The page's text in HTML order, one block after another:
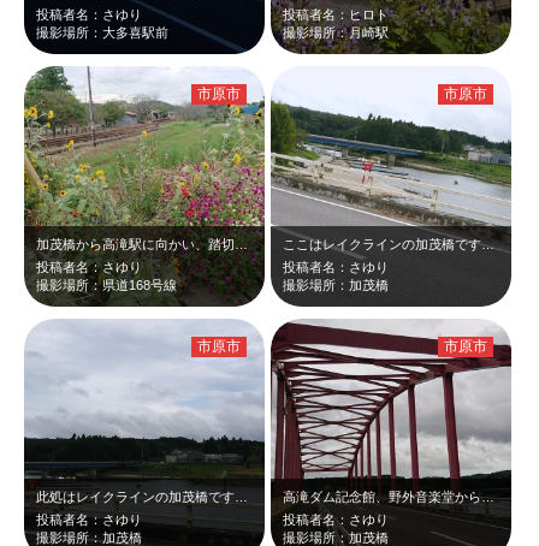
投稿者名：さゆり
撮影場所：大多喜駅前
投稿者名：ヒロト
撮影場所：月崎駅
加茂橋から高滝駅に向かい、踏切の手前です。 夏の花と秋の花が額縁みたいに 高…
投稿者名：さゆり
撮影場所：県道168号線
市原市
ここはレイクラインの加茂橋です。背中側に高滝神社があるので、高滝湖が出来る前は…
投稿者名：さゆり
撮影場所：加茂橋
市原市
此処はレイクラインの加茂橋です。写真が暗くて残念ですが、何かわからずに構造物を…
投稿者名：さゆり
撮影場所：加茂橋
市原市
高滝ダム記念館、野外音楽堂から小佐貫橋を渡り。加茂公民館と高滝神社の森の間を抜…
投稿者名：さゆり
撮影場所：加茂橋
市原市